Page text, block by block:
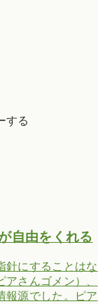
する
自由をくれる
針にすることはな
アさんゴメン）、
報源でした。ピア